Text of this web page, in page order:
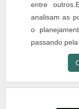
entre
analisam as
o
passando pela